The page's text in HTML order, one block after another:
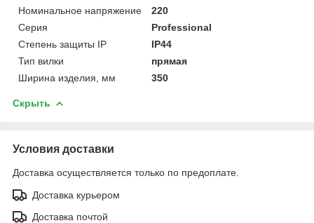
Номинальное напряжение
220
Серия
Professional
Степень защиты IP
IP44
Тип вилки
прямая
Ширина изделия, мм
350
Скрыть
Условия доставки
Доставка осуществляется только по предоплате.
Доставка курьером
Доставка почтой